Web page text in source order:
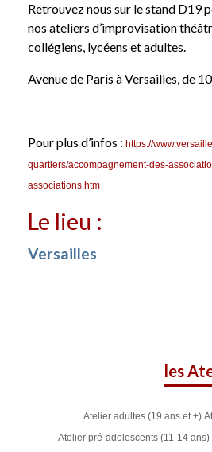
Retrouvez nous sur le stand D19
nos ateliers d’improvisation
collégiens, lycéens etadultes.
Avenue de Paris à Versailles, de
Pour plus d’infos : https://
quartiers/accompagnement-des-
associations.htm
Le lieu :
Versailles
les
Atelier adultes (19 ans et +)
Atelier pré-adolescents (11-14 ans)